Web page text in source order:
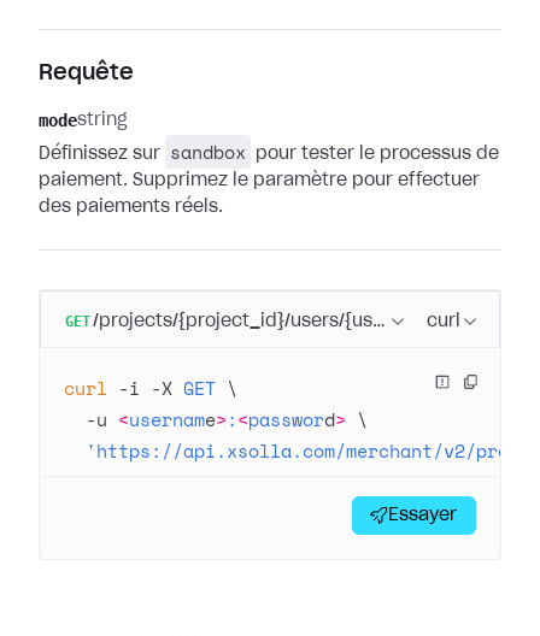
Requête
modestring
Définissez sur
sandbox
pour tester le processus de
paiement. Supprimez le paramètre pour effectuer
des paiements réels.
GET/projects/{project_id}/users/{user_id}/curl
curl -i -X GET \
  -u
<username>:<password> \
'https://api.xsolla.com/merchant/v2/
Essayer